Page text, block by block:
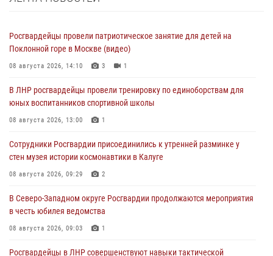
Росгвардейцы провели патриотическое занятие для детей на
Поклонной горе в Москве (видео)
08 августа 2026, 14:10 3 1
В ЛНР росгвардейцы провели тренировку по единоборствам для
юных воспитанников спортивной школы
08 августа 2026, 13:00 1
Сотрудники Росгвардии присоединились к утренней разминке у
стен музея истории космонавтики в Калуге
08 августа 2026, 09:29 2
В Северо-Западном округе Росгвардии продолжаются мероприятия
в честь юбилея ведомства
08 августа 2026, 09:03 1
Росгвардейцы в ЛНР совершенствуют навыки тактической